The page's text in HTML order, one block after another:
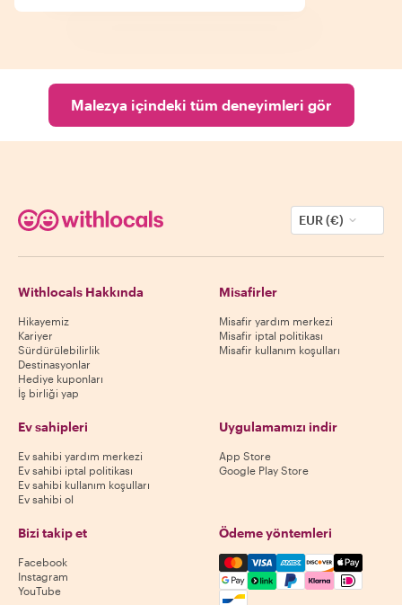
Malezya içindeki tüm deneyimleri gör
EUR (€)
Withlocals Hakkında
Hikayemiz
Kariyer
Sürdürülebilirlik
Destinasyonlar
Hediye kuponları
İş birliği yap
Misafirler
Misafir yardım merkezi
Misafir iptal politikası
Misafir kullanım koşulları
Ev sahipleri
Ev sahibi yardım merkezi
Ev sahibi iptal politikası
Ev sahibi kullanım koşulları
Ev sahibi ol
Uygulamamızı indir
App Store
Google Play Store
Bizi takip et
Facebook
Instagram
YouTube
Ödeme yöntemleri
Mastercard, Visa, Amex,